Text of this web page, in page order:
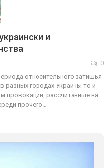
и
0
относительного затишья
разных городах Украины то и
провокации, рассчитанные на
прочего…